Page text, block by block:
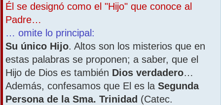
Él se designó como el "Hijo" que conoce al
Padre…
… omite lo principal:
Su único Hijo. Altos son los misterios que en
estas palabras se proponen; a saber, que el
Hijo de Dios es también Dios verdadero…
Además, confesamos que El es la Segunda
Persona de la Sma. Trinidad (Catec.